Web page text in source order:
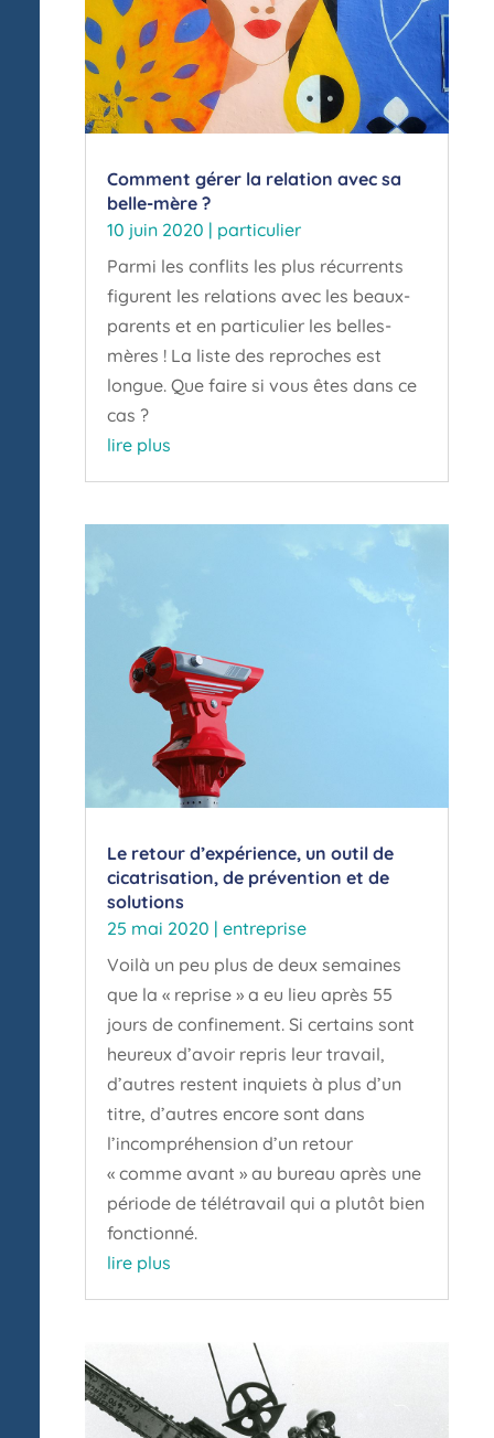
Comment gérer la relation avec sa
belle-mère ?
10 juin 2020 | particulier
Parmi les conflits les plus récurrents
figurent les relations avec les beaux-
parents et en particulier les belles-
mères ! La liste des reproches est
longue. Que faire si vous êtes dans ce
cas ?
lire plus
Le retour d’expérience, un outil de
cicatrisation, de prévention et de
solutions
25 mai 2020 |entreprise
Voilà un peu plus de deux semaines
que la « reprise » a eu lieu après 55
jours de confinement. Si certains sont
heureux d’avoir repris leur travail,
d’autres restent inquiets à plus d’un
titre, d’autres encore sont dans
l’incompréhension d’un retour
« comme avant » au bureau après une
période de télétravail qui a plutôt bien
fonctionné.
lire plus